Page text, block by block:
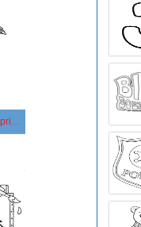
Afbeelding Sesamstraat printbaar